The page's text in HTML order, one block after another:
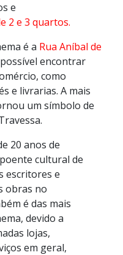
e
2 e 3 quartos.
é a Rua Aníbal de
encontrar
como
e livrarias. A mais
um símbolo de
20 anos de
cultural de
escritores e
obras no
é das mais
devido a
lojas,
em geral,